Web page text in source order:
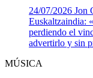
24/07/2026 Jon
Euskaltzaindia:
perdiendo el
advertirlo y sin
MÚSICA